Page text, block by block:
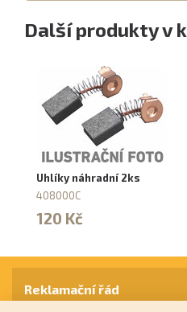
Další produkty v
Uhlíky náhradní 2ks
408000C
120 Kč
Reklamační řád